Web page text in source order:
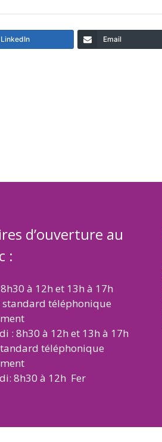
LinkedIn Email
d’ouverture au
:
à 12h et 13h à 17h
téléphonique
: 8h30 à 12h et 13h à 17h
téléphonique
8h30 à 12h Fer